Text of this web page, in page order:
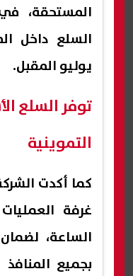
المستحقة،
السلع داخل
يوليو المقبل.
توفر السلع
التموينية
كما أكدت
غرفة
الساعة،
بجميع